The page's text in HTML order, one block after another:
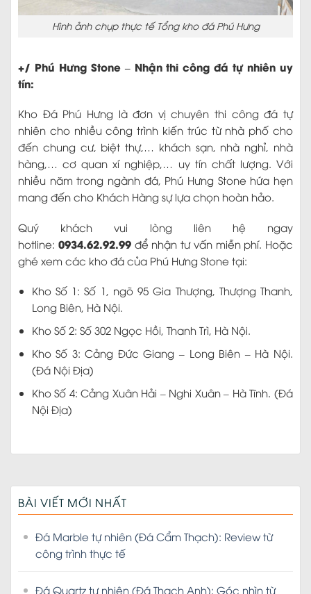
+/ Phú Hưng Stone – Nhận thi công đá tự nhiên uy
nhiên cho nhiều công trình kiến trúc từ nhà phố cho
đến chung cư, biệt thự,… khách sạn, nhà nghỉ, nhà
nhiều năm trong ngành đá, Phú Hưng Stone hứa hẹn
mang đến cho Khách Hàng sự lựa chọn hoàn hảo.
Quý khách vui lòng liên hệ ngay
hotline:0934.62.92.99 để nhận tư vấn miễn phí. Hoặc
ghé xem các kho đá của Phú Hưng Stone tại:
Kho Số 1: Số 1, ngõ 95 Gia Thượng, Thượng Thanh,
Long Biên, Hà Nội.
Kho Số 2: Số 302 Ngọc Hồi, Thanh Trì, Hà Nội.
Kho Số 3: Cảng Đức Giang – Long Biên – Hà Nội.
(Đá Nội Địa)
Kho Số 4: Cảng Xuân Hải – Nghi Xuân – Hà Tĩnh. (Đá
Nội Địa)
công trình thực tế
Đá Quartz tự nhiên (Đá Thạch Anh): Góc nhìn từ
công trình thực tế
Đá tự nhiên: 90% người chọn sai nếu chưa biết